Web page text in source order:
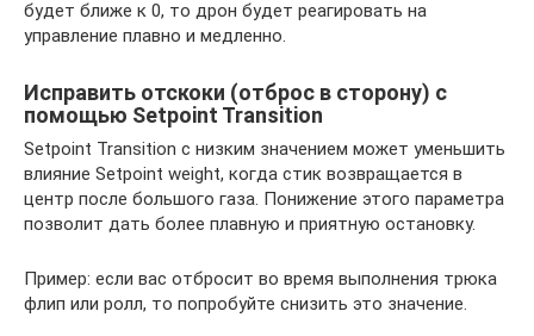
будет ближе к 0, то дрон будет реагировать на
управление плавно и медленно.
Исправить отскоки (отброс в сторону) с
помощью Setpoint Transition
Setpoint Transition с низким значением может уменьшить
влияние Setpoint weight, когда стик возвращается в
центр после большого газа. Понижение этого параметра
позволит дать более плавную и приятную остановку.
Пример: если вас отбросит во время выполнения трюка
флип или ролл, то попробуйте снизить это значение.